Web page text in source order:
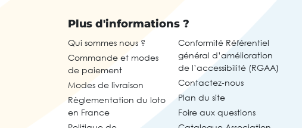
Plus d'informations ?
Qui sommes nous ?
Commande et modes
de paiement
Modes de livraison
Règlementation du loto
en France
Conformité Référentiel
général d’amélioration
de l’accessibilité (RGAA)
Contactez-nous
Plan du site
Foire aux questions